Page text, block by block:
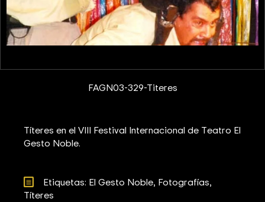
FAGN03-329-Titeres
Títeres en el VIII Festival Internacional de Teatro El
Gesto Noble.
Etiquetas: El Gesto Noble Fotografías
Títeres